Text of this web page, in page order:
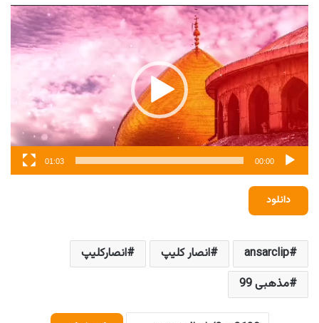
نمایشگر
ویدیو
00:00
01:03
دانلود
ansarclip انصار کلیپ
انصارکلیپ
مذهبی 99